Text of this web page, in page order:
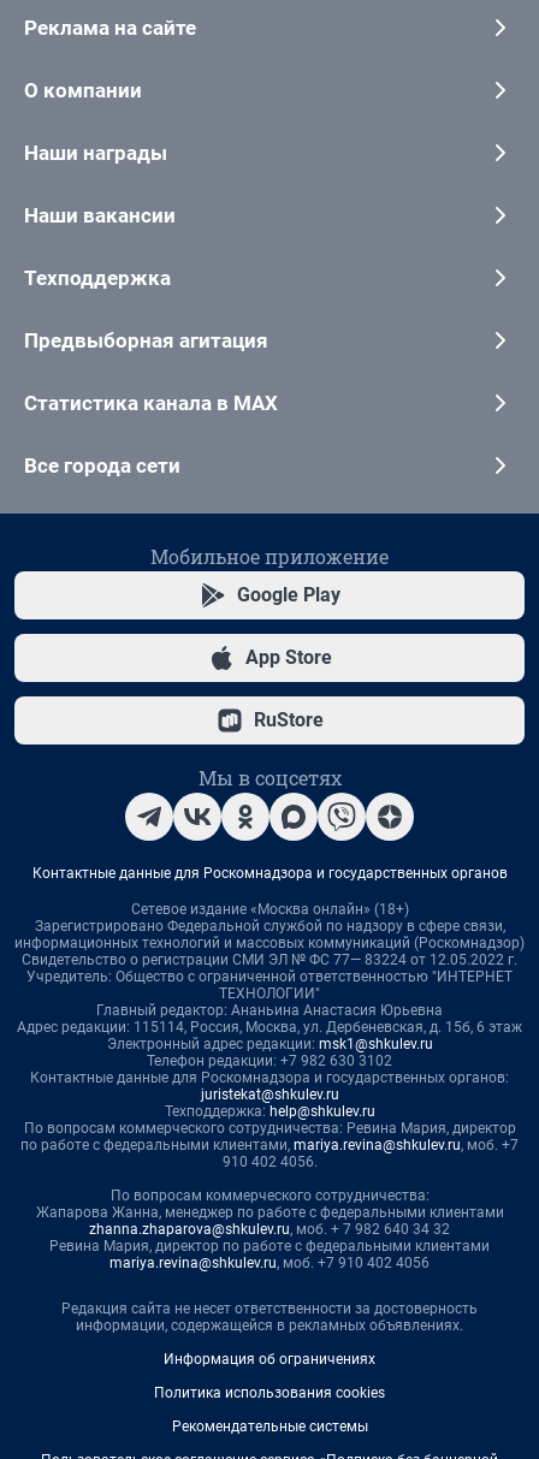
Реклама на сайте
О компании
Наши награды
Наши вакансии
Техподдержка
Предвыборная агитация
Статистика канала в MAX
Все города сети
Мобильное приложение
Google Play
App Store
RuStore
Мы в соцсетях
Контактные данные для Роскомнадзора и государственных органов
Сетевое издание «Москва онлайн» (18+)
Зарегистрировано Федеральной службой по надзору в сфере связи,
информационных технологий и массовых коммуникаций (Роскомнадзор)
Свидетельство о регистрации СМИ ЭЛ № ФС 77— 83224 от 12.05.2022 г.
Учредитель: Общество с ограниченной ответственностью "ИНТЕРНЕТ
ТЕХНОЛОГИИ"
Главный редактор: Ананьина Анастасия Юрьевна
Адрес редакции: 115114, Россия, Москва, ул. Дербеневская, д. 15б, 6 этаж
Электронный адрес редакции: msk1@shkulev.ru
Телефон редакции: +7 982 630 3102
Контактные данные для Роскомнадзора и государственных органов:
juristekat@shkulev.ru
Техподдержка: help@shkulev.ru
По вопросам коммерческого сотрудничества: Ревина Мария, директор
по работе с федеральными клиентами, mariya.revina@shkulev.ru, моб. +7
910 402 4056.
По вопросам коммерческого сотрудничества:
Жапарова Жанна, менеджер по работе с федеральными клиентами
zhanna.zhaparova@shkulev.ru, моб. + 7 982 640 34 32
Ревина Мария, директор по работе с федеральными клиентами
mariya.revina@shkulev.ru, моб. +7 910 402 4056
Редакция сайта не несет ответственности за достоверность
информации, содержащейся в рекламных объявлениях.
Информация об ограничениях
Политика использования cookies
Рекомендательные системы